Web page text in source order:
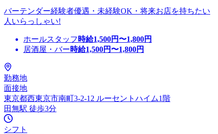
バーテンダー経験者優遇・未経験OK・将来お店を持ちたい
人いらっしゃい!
ホールスタッフ 時給1,500円〜1,800円
居酒屋・バー時給1,500円〜1,800円
勤務地
面接地
東京都西東京市南町3-2-12 ルーセントハイム1階
田無駅 徒歩3分
シフト